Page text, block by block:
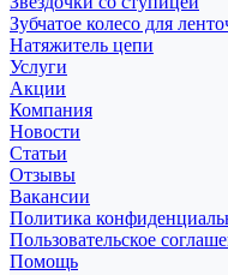
Зубчатое колесо для
Натяжитель цепи
Услуги
Акции
Компания
Новости
Статьи
Отзывы
Вакансии
Политика
Пользовательское
Помощь